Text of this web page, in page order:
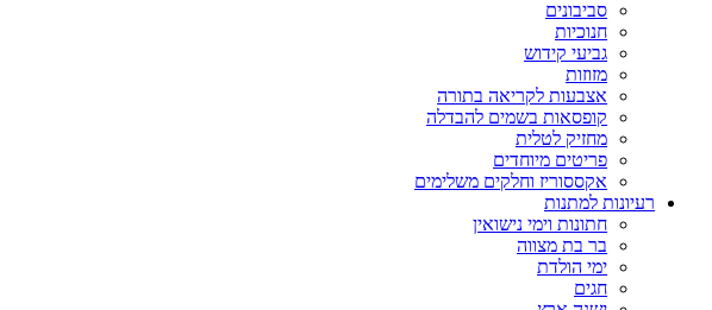
סביבונים
חנוכיות
גביעי קידוש
מזוזות
אצבעות לקריאה בתורה
קופסאות בשמים להבדלה
מחזיק לטלית
פריטים מיוחדים
אקססוריז וחלקים משלימים
רעיונות למתנות
חתונות וימי נישואין
בר בת מצווה
ימי הולדת
חגים